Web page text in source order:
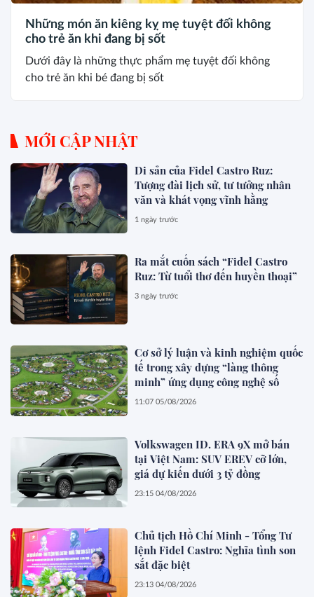
Những món ăn kiêng kỵ mẹ tuyệt đối không
cho trẻ ăn khi đang bị sốt
Dưới đây là những thực phẩm mẹ tuyệt đối không
cho trẻ ăn khi bé đang bị sốt
MỚI CẬP NHẬT
Di sản của Fidel Castro Ruz:
Tượng đài lịch sử, tư tưởng nhân
văn và khát vọng vĩnh hằng
1 ngày trước
Ra mắt cuốn sách “Fidel Castro
Ruz: Từ tuổi thơ đến huyền thoại”
3 ngày trước
Cơ sở lý luận và kinh nghiệm quốc
tế trong xây dựng “làng thông
minh” ứng dụng công nghệ số
11:07 05/08/2026
Volkswagen ID. ERA 9X mở bán
tại Việt Nam: SUV EREV cỡ lớn,
giá dự kiến dưới 3 tỷ đồng
23:15 04/08/2026
Chủ tịch Hồ Chí Minh - Tổng Tư
lệnh Fidel Castro: Nghĩa tình son
sắt đặc biệt
23:13 04/08/2026